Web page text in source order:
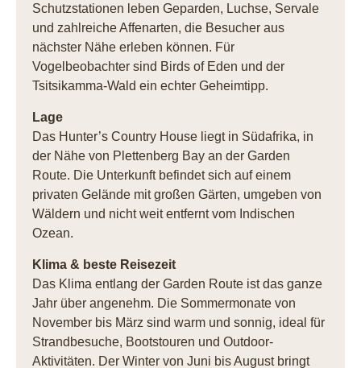
Schutzstationen leben Geparden, Luchse, Servale
und zahlreiche Affenarten, die Besucher aus
nächster Nähe erleben können. Für
Vogelbeobachter sind Birds of Eden und der
Tsitsikamma-Wald ein echter Geheimtipp.
Lage
Das Hunter’s Country House liegt in Südafrika, in
der Nähe von Plettenberg Bay an der Garden
Route. Die Unterkunft befindet sich auf einem
privaten Gelände mit großen Gärten, umgeben von
Wäldern und nicht weit entfernt vom Indischen
Ozean.
Klima & beste Reisezeit
Das Klima entlang der Garden Route ist das ganze
Jahr über angenehm. Die Sommermonate von
November bis März sind warm und sonnig, ideal für
Strandbesuche, Bootstouren und Outdoor-
Aktivitäten. Der Winter von Juni bis August bringt